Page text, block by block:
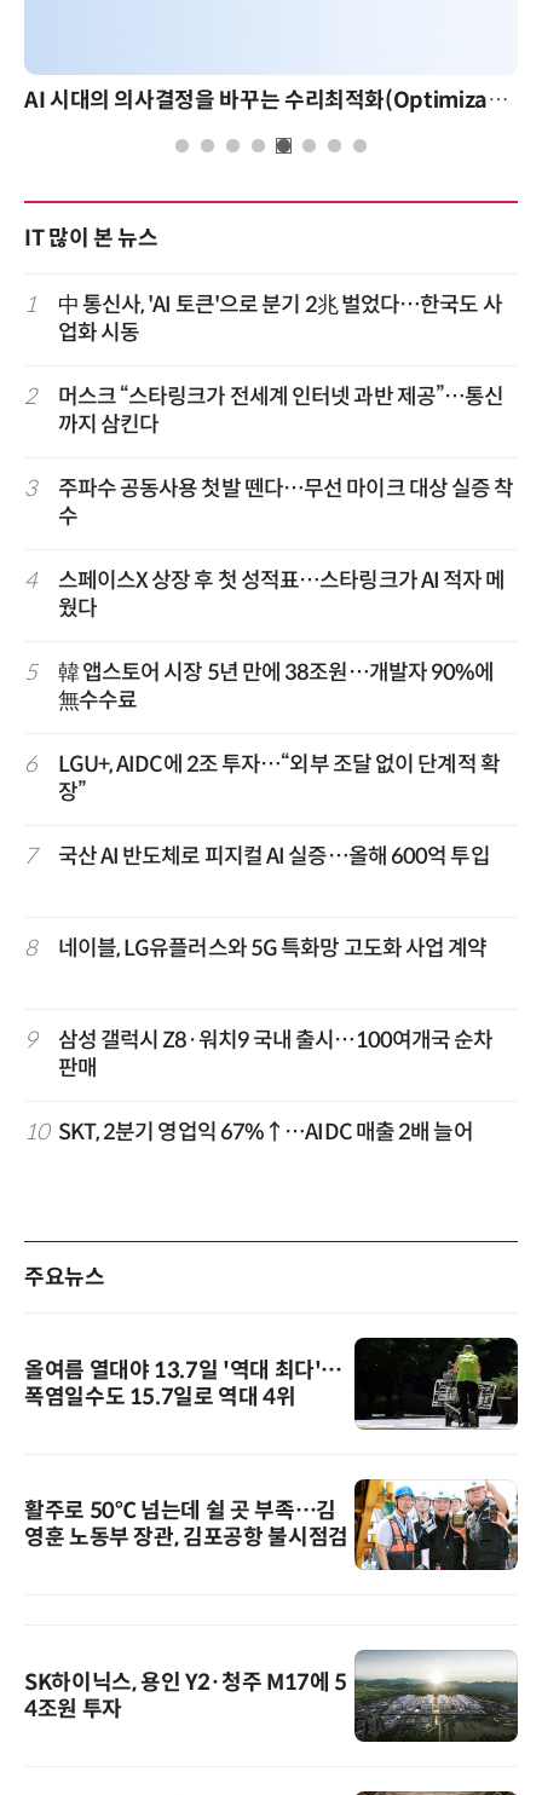
AI 시대의 의사결정을 바꾸는 수리최적화(Optimization): 실제 산업 적용 사례와 활용 전략
IT 많이 본 뉴스
1
中 통신사, 'AI 토큰'으로 분기 2兆 벌었다…한국도 사
업화 시동
2
머스크 “스타링크가 전세계 인터넷 과반 제공”…통신
까지 삼킨다
3
주파수 공동사용 첫발 뗀다…무선 마이크 대상 실증 착
수
4
스페이스X 상장 후 첫 성적표…스타링크가 AI 적자 메
웠다
5
韓 앱스토어 시장 5년 만에 38조원…개발자 90%에
無수수료
6
LGU+, AIDC에 2조 투자…“외부 조달 없이 단계적 확
장”
7 국산 AI 반도체로 피지컬 AI 실증…올해 600억 투입
8 네이블, LG유플러스와 5G 특화망 고도화 사업 계약
9
삼성 갤럭시 Z8·워치9 국내 출시…100여개국 순차
판매
10 SKT, 2분기 영업익 67%↑…AIDC 매출 2배 늘어
주요뉴스
올여름 열대야 13.7일 '역대 최다'…
폭염일수도 15.7일로 역대 4위
활주로 50℃ 넘는데 쉴 곳 부족…김
영훈 노동부 장관, 김포공항 불시점검
SK하이닉스, 용인 Y2·청주 M17에 5
4조원 투자